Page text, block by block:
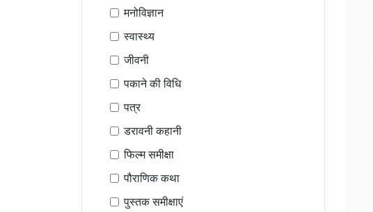
मनोविज्ञान
स्वास्थ्य
जीवनी
पकाने की विधि
पत्र
डरावनी कहानी
फिल्म समीक्षा
पौराणिक कथा
पुस्तक समीक्षाएं